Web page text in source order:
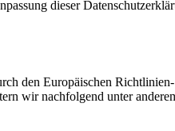
dieser
den Europäischen
wir nachfolgend unter